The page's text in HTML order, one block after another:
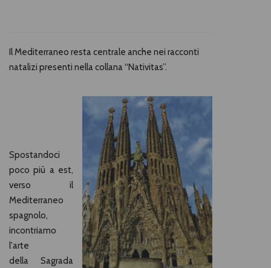
Il Mediterraneo resta centrale anche nei racconti
natalizi presenti nella collana “Nativitas”.
Spostandoci
poco più a est,
verso il
Mediterraneo
spagnolo,
incontriamo
l'arte
della Sagrada